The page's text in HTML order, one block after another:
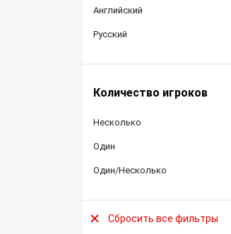
Английский
Русский
Количество игроков
Несколько
Один
Один/Несколько
Сбросить все фильтры